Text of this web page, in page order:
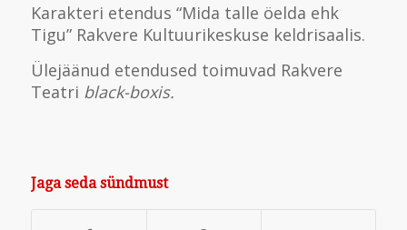
Karakteri etendus “Mida talle öelda ehk
Tigu” Rakvere Kultuurikeskuse keldrisaalis.
Ülejäänud etendused toimuvad Rakvere
Teatri black-boxis.
Jaga seda sündmust